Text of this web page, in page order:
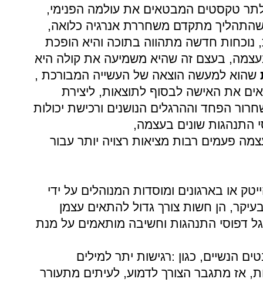
טקסטים המבטאים את עולמה הפנימי,
מתקדם משחררת אנרגיה כלואה,
חדשה מתהווה בתוכה והיא הופכת
בעצם זה שהיא משמיעה את קולה היא
שהוא למעשה הוצאה של העשייה המבורכת ,
את האישה לבסוף לתוצאות, ליצירת
הפחד וההרגלים הנושנים ורכישת יכולות
התנהגות שונים בעצמה,
פעמים רבות מציאות רצויה יותר עבור
או בארגונים ומוסדות המנוהלים על ידי
הן חשות צורך גדול להתאים עצמן
דפוסי התנהגות וחשיבה מותאמים על מנת
הנשיים, כגון :רגישות יתר למילים
אז מתגבר הצורך לדמוע, לעיתים מתעורר